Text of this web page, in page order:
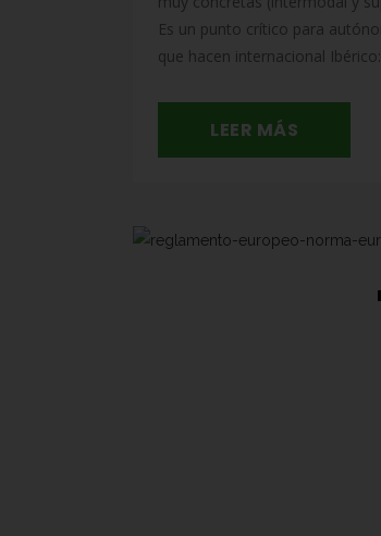
Es un punto crítico para
que hacen internacional
LEER MÁS